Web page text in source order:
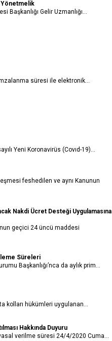
Yönetmelik
Başkanlığı Gelir Uzmanlığı...
süresi ile elektronik...
Yeni Koronavirüs (Covıd-19)...
feshedilen ve aynı Kanunun
Nakdi Ücret Desteği Uygulamasına
geçici 24 üncü maddesi
Süreleri
Başkanlığı’nca da aylık prim...
kolları hükümleri uygulanan...
Hakkında Duyuru
verilme süresi 24/4/2020 Cuma...